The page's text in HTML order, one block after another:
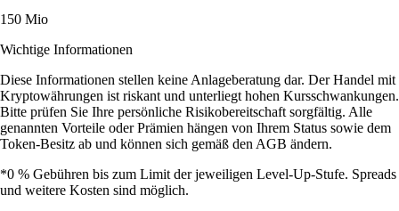
150 Mio
Wichtige Informationen
Diese Informationen stellen keine Anlageberatung dar. Der Handel mit
Kryptowährungen ist riskant und unterliegt hohen Kursschwankungen.
Bitte prüfen Sie Ihre persönliche Risikobereitschaft sorgfältig. Alle
genannten Vorteile oder Prämien hängen von Ihrem Status sowie dem
Token-Besitz ab und können sich gemäß den AGB ändern.
*0 % Gebühren bis zum Limit der jeweiligen Level-Up-Stufe. Spreads
und weitere Kosten sind möglich.